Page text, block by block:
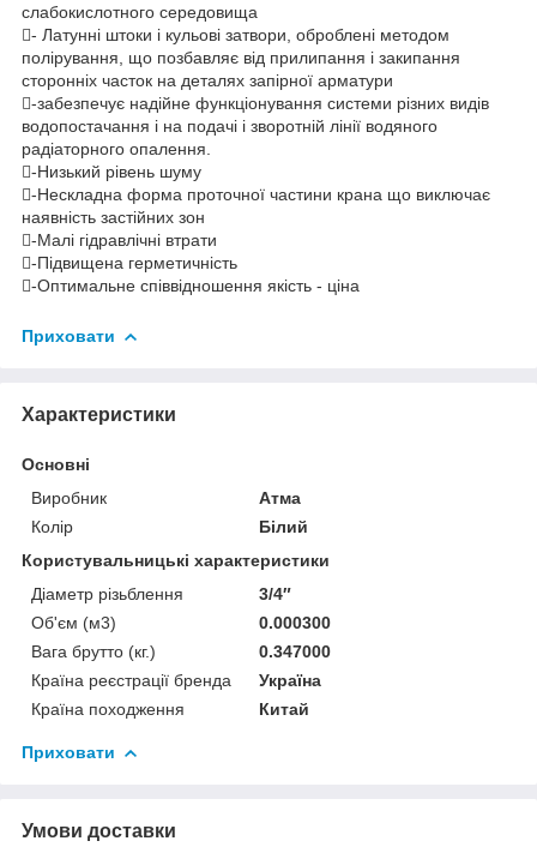
слабокислотного середовища
- Латунні штоки і кульові затвори, оброблені методом
полірування, що позбавляє від прилипання і закипання
сторонніх часток на деталях запірної арматури
-забезпечує надійне функціонування системи різних видів
водопостачання і на подачі і зворотній лінії водяного
радіаторного опалення.
-Низький рівень шуму
-Нескладна форма проточної частини крана що виключає
наявність застійних зон
-Малі гідравлічні втрати
-Підвищена герметичність
-Оптимальне співвідношення якість - ціна
Приховати
Характеристики
Основні
Виробник
Атма
Колір
Білий
Користувальницькі характеристики
Діаметр різьблення
3/4″
Об'єм (м3)
0.000300
Вага брутто (кг.)
0.347000
Країна реєстрації бренда
Україна
Країна походження
Китай
Приховати
Умови доставки